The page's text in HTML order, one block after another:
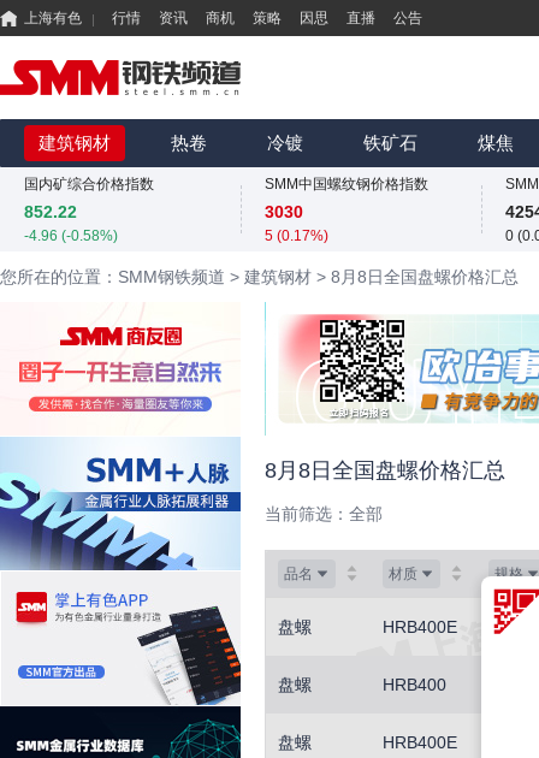
上海有色 行情 资讯 商机 策略 因思 直播 公告
建筑钢材 热卷 冷镀 铁矿石 煤焦
国内矿综合价格指数
852.22
-4.96 (-0.58%)
815
0 (0.00%)
国内矿综合价格指数
852.22
-4.96 (-0.58%)
815
国内矿综合价格指数
852.22
-4.96 (-0.58%)
SMM中国螺纹钢价格指数
1980
SMM中国螺纹钢价格指数
3030
5 (0.17%)
1980
SMM中国螺纹钢价格指数
3030
5 (0.17%)
0
0
您所在的位置：SMM钢铁频道 > 建筑钢材 > 8月8日全国盘螺价格汇总
8月8日全国盘螺价格汇总
当前筛选： 全部
品名 材质 规格
盘螺 HRB400E Φ8-10
盘螺 HRB400
盘螺 HRB400E